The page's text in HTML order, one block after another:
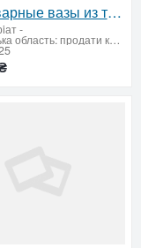
Антикварные вазы из тонкого стекла, коллекционные
-
(Харківська область: продати купити)